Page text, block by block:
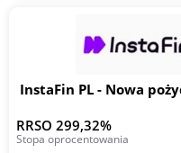
InstaFin PL - Nowa
RRSO 299,32%
Stopa oprocentowania